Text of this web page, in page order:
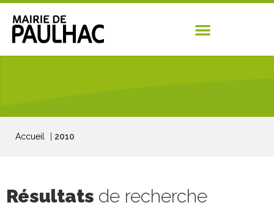
Accueil 2010
Résultats de recherche